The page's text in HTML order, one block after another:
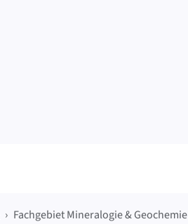
Fachgebiet Mineralogie & Geochemie